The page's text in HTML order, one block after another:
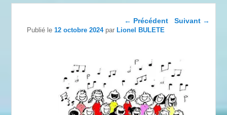
Navigation dans les
← Précédent Suivant →
Publié le12 octobre 2024 parLionel BULETE